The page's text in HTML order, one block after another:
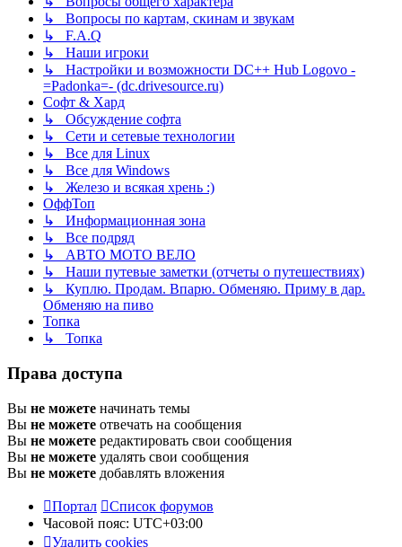
↳ Вопросы по картам, скинам и звукам
↳ F.A.Q
↳ Наши игроки
↳ Настройки и возможности DC++ Hub Logovo -
=Padonka=- (dc.drivesource.ru)
Софт & Хард
↳ Обсуждение софта
↳ Сети и сетевые технологии
↳ Все для Linux
↳ Все для Windows
↳ Железо и всякая хрень :)
ОффТоп
↳ Информационная зона
↳ Все подряд
↳ АВТО МОТО ВЕЛО
↳ Наши путевые заметки (отчеты о путешествиях)
↳ Куплю. Продам. Впарю. Обменяю. Приму в дар.
Обменяю на пиво
Топка
↳ Топка
Права доступа
Вы не можете начинать темы
Вы не можете отвечать на сообщения
Вы не можете редактировать свои сообщения
Вы не можете удалять свои сообщения
Вы не можете добавлять вложения
Портал
Список форумов
Часовой пояс: UTC+03:00
Удалить cookies